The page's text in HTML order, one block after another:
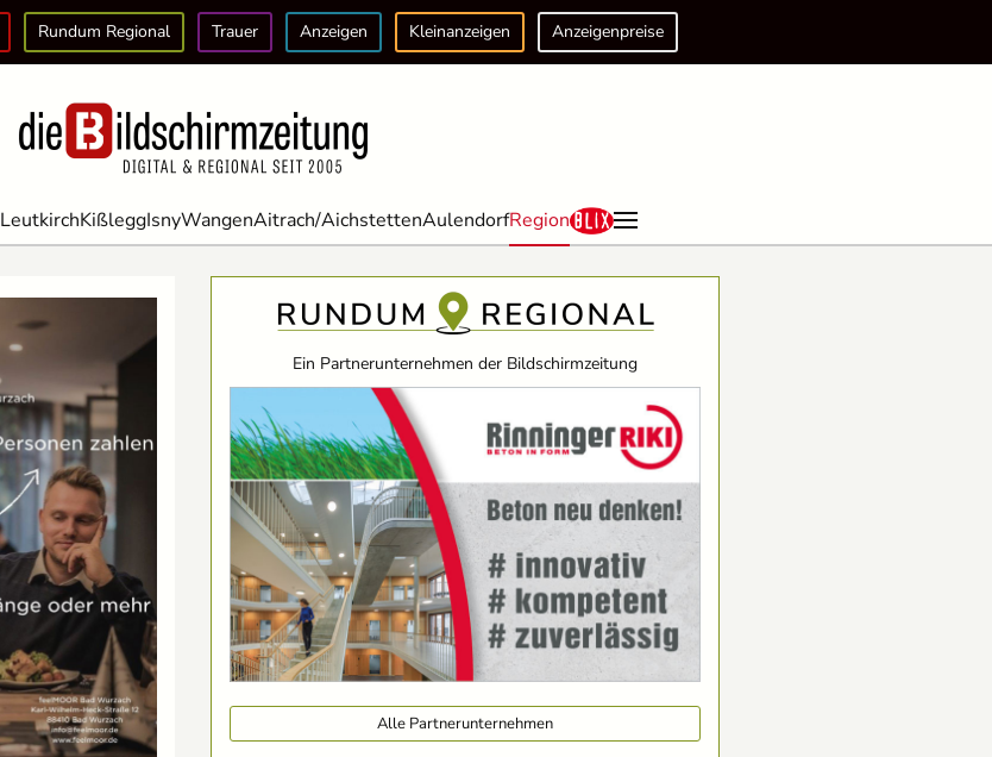
Rundum Regional Trauer Anzeigen Kleinanzeigen Anzeigenpreise
LeutkirchKißleggIsnyWangenAitrach/AichstettenAulendorfRegion
Ein Partnerunternehmen der Bildschirmzeitung
Alle Partnerunternehmen